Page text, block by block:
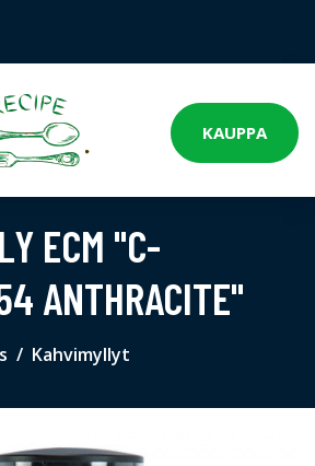
KAUPPA
ECM "C-
ANTHRACITE"
Kahvimyllyt